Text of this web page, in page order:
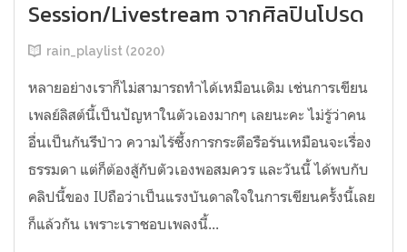
Session/Livestream จากศิลปินโปรด
rain_playlist (2020)
หลายอย่างเราก็ไม่สามารถทำได้เหมือนเดิม เช่นการเขียน
เพลย์ลิสต์นี้เป็นปัญหาในตัวเองมากๆ เลยนะคะ ไม่รู้ว่าคน
อื่นเป็นกันรึป่าว ความไร้ซึ้งการกระตือรือร้นเหมือนจะเรื่อง
ธรรมดา แต่ก็ต้องสู้กับตัวเองพอสมควร และวันนี้ ได้พบกับ
คลิปนี้ของ IUถือว่าเป็นแรงบันดาลใจในการเขียนครั้งนี้เลย
ก็แล้วกัน เพราะเราชอบเพลงนี้...